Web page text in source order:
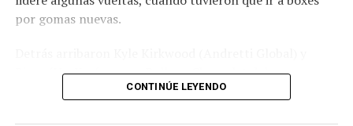
por gomas nuevas.
Rinus ´VeeKay´ con un Dallara-Chevrolet del
equipo Juncos Hollinger Racing, mientras que completó
CONTINÚE LEYENDO